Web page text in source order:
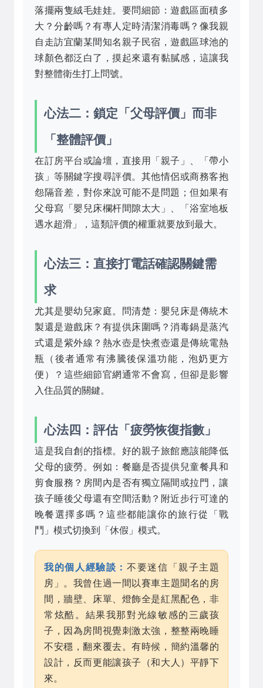
落擺兩隻絨毛娃娃。要問細節：遊戲區面積多
大？分齡嗎？有專人定時清潔消毒嗎？像我親
自走訪宜蘭某間知名親子民宿，遊戲區球池的
球顏色都泛白了，摸起來還有黏膩感，這讓我
對整體衛生打上問號。
心法二：鎖定「父母評價」而非
「整體評價」
在訂房平台或論壇，直接用「親子」、「帶小
孩」等關鍵字搜尋評價。其他情侶或商務客抱
怨隔音差，對你來說可能不是問題；但如果有
父母寫「嬰兒床欄杆間隙太大」、「浴室地板
遇水超滑」，這類評價的權重就要放到最大。
心法三：直接打電話確認關鍵需
求
尤其是嬰幼兒家庭。問清楚：嬰兒床是傳統木
製還是遊戲床？有提供床圍嗎？消毒鍋是蒸汽
式還是紫外線？熱水壺是快煮壺還是傳統電熱
瓶（後者通常有沸騰後保溫功能，泡奶更方
便）？這些細節官網通常不會寫，但卻是影響
入住品質的關鍵。
心法四：評估「疲勞恢復指數」
這是我自創的指標。好的親子旅館應該能降低
父母的疲勞。例如：餐廳是否提供兒童餐具和
剪食服務？房間內是否有獨立隔間或拉門，讓
孩子睡後父母還有空間活動？附近步行可達的
晚餐選擇多嗎？這些都能讓你的旅行從「戰
鬥」模式切換到「休假」模式。
我的個人經驗談： 不要迷信「親子主題
房」。我曾住過一間以賽車主題聞名的房
間，牆壁、床單、燈飾全是紅黑配色，非
常炫酷。結果我那對光線敏感的三歲孩
子，因為房間視覺刺激太強，整整兩晚睡
不安穩，翻來覆去。有時候，簡約溫馨的
設計，反而更能讓孩子（和大人）平靜下
來。